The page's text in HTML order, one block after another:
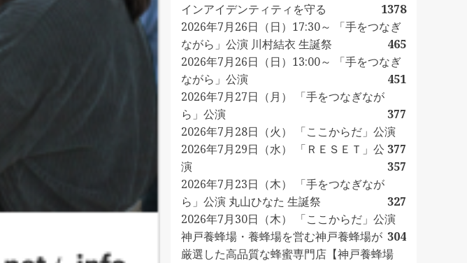
インアイデンティティを守る
1378
2026年7月26日（日）17:30～ 「手をつなぎ
ながら」公演 川村結衣 生誕祭
465
2026年7月26日（日）13:00～ 「手をつなぎ
ながら」公演
451
2026年7月27日（月） 「手をつなぎなが
ら」公演
377
2026年7月28日（火） 「ここからだ」公演
377
2026年7月29日（水） 「ＲＥＳＥＴ」公
演
357
2026年7月23日（木） 「手をつなぎなが
ら」公演 丸山ひなた 生誕祭
327
2026年7月30日（木） 「ここからだ」公演
304
神戸養蜂場・養蜂場を営む神戸養蜂場が
厳選した高品質な蜂蜜専門店【神戸養蜂場